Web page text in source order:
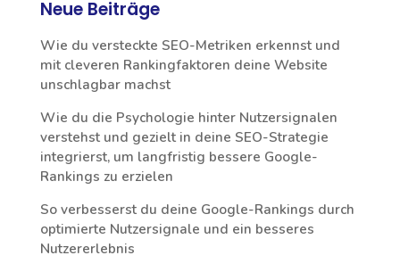
Neue Beiträge
Wie du versteckte SEO-Metriken erkennst und
mit cleveren Rankingfaktoren deine Website
unschlagbar machst
Wie du die Psychologie hinter Nutzersignalen
verstehst und gezielt in deine SEO-Strategie
integrierst, um langfristig bessere Google-
Rankings zu erzielen
So verbesserst du deine Google-Rankings durch
optimierte Nutzersignale und ein besseres
Nutzererlebnis